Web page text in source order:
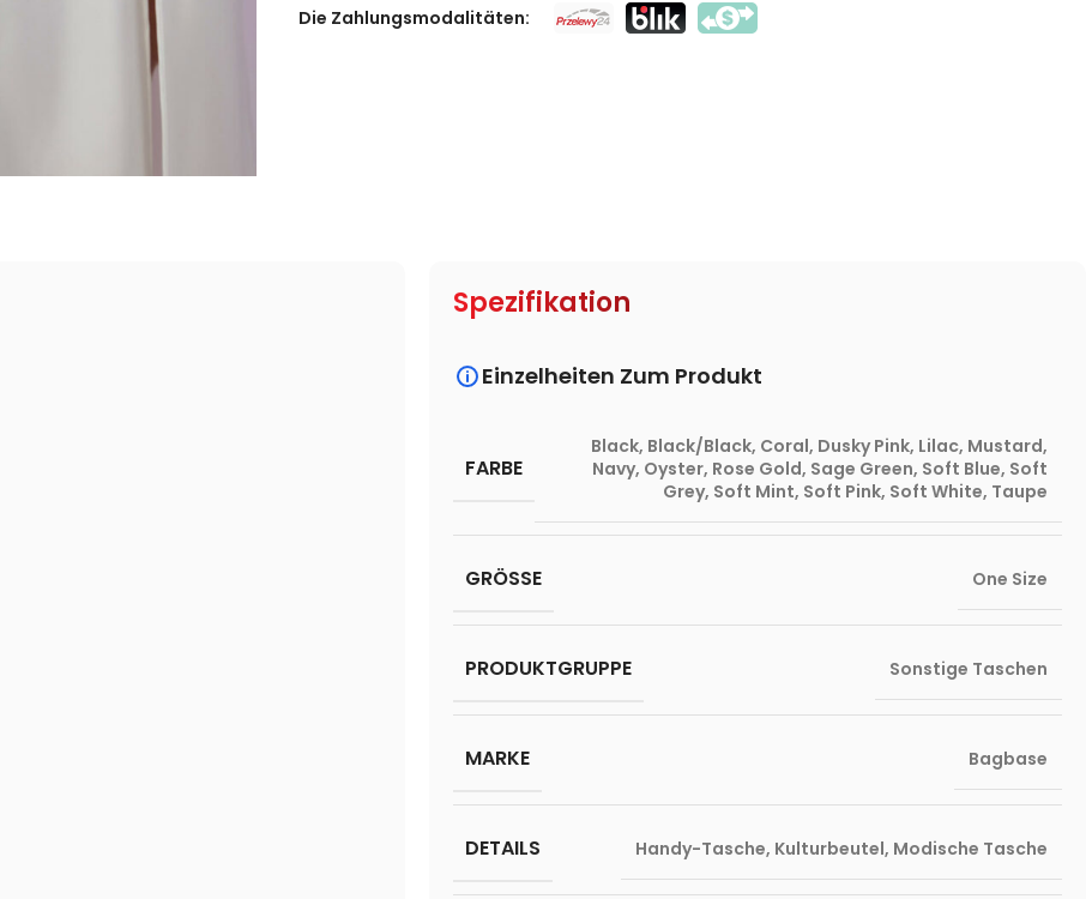
Flex / Flock
Die Zahlungsmodalitäten:
Spezifikation
Einzelheiten Zum Produkt
FARBE
Black, Black/Black, Coral, Dusky Pink, Lilac, Mustard,
Navy, Oyster, Rose Gold, Sage Green, Soft Blue, Soft
Grey, Soft Mint, Soft Pink, Soft White, Taupe
GRÖSSE One Size
PRODUKTGRUPPE Sonstige Taschen
MARKE Bagbase
DETAILS Handy-Tasche, Kulturbeutel, Modische Tasche